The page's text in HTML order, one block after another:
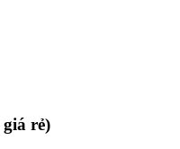
rẻ)